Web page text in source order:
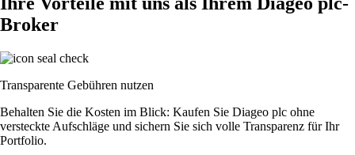
Broker
Transparente Gebühren nutzen
Behalten Sie die Kosten im Blick: Kaufen Sie Diageo plc ohne
versteckte Aufschläge und sichern Sie sich volle Transparenz für Ihr
Portfolio.